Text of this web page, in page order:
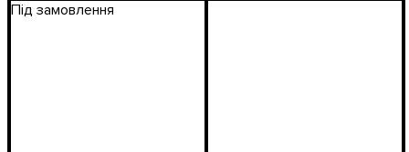
Під замовлення